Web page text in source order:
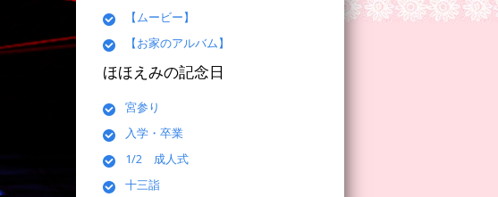
【ムービー】
【お家のアルバム】
ほほえみの記念日
宮参り
入学・卒業
1/2 成人式
十三詣